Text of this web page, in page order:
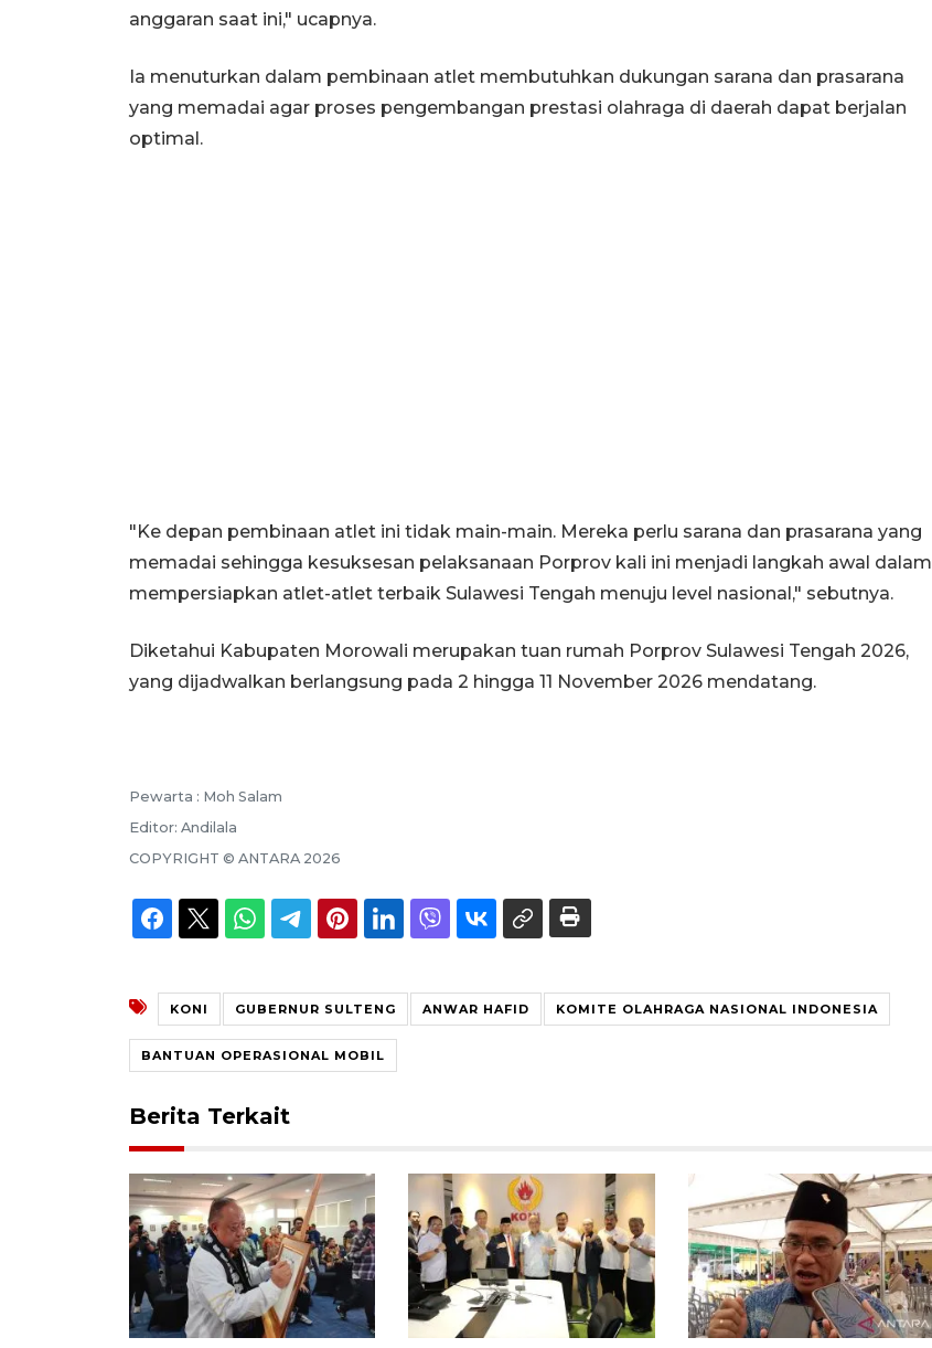
anggaran saat ini," ucapnya.
Ia menuturkan dalam pembinaan atlet membutuhkan dukungan sarana dan prasarana
yang memadai agar proses pengembangan prestasi olahraga di daerah dapat berjalan
optimal.
"Ke depan pembinaan atlet ini tidak main-main. Mereka perlu sarana dan prasarana yang
memadai sehingga kesuksesan pelaksanaan Porprov kali ini menjadi langkah awal dalam
mempersiapkan atlet-atlet terbaik Sulawesi Tengah menuju level nasional," sebutnya.
Diketahui Kabupaten Morowali merupakan tuan rumah Porprov Sulawesi Tengah 2026,
yang dijadwalkan berlangsung pada 2 hingga 11 November 2026 mendatang.
Pewarta : Moh Salam
Editor: Andilala
COPYRIGHT © ANTARA 2026
KONI GUBERNUR SULTENG ANWAR HAFID KOMITE OLAHRAGA NASIONAL INDONESIA
BANTUAN OPERASIONAL MOBIL
Berita Terkait